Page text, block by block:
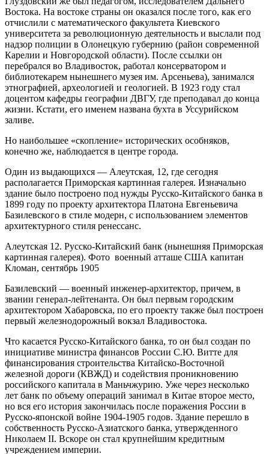
Востока. На востоке страны он оказался после того, как его
отчислили с математического факультета Киевского
университета за революционную деятельность и выслали под
надзор полиции в Олонецкую губернию (район современной
Карелии и Новгородской области). После ссылки он
перебрался во Владивосток, работал консерватором и
библиотекарем нынешнего музея им. Арсеньева), занимался
этнографией, археологией и геологией. В 1923 году стал
доцентом кафедры географии ДВГУ, где преподавал до конца
жизни. Кстати, его именем названа бухта в Уссурийском
заливе.
Но наибольшее «скопление» исторических особняков,
конечно же, наблюдается в центре города.
Один из выдающихся — Алеутская, 12, где сегодня
располагается Приморская картинная галерея. Изначально
здание было построено под нужды Русско-Китайского банка в
1899 году по проекту архитектора Платона Евгеньевича
Базилевского в стиле модерн, с использованием элементов
архитектурного стиля ренессанс.
Алеутская 12. Русско-Китайский банк (нынешняя Приморская
картинная галерея). Фото военный атташе США капитан
Кломан, сентябрь 1905
Базилевский — военный инженер-архитектор, причем, в
звании генерал-лейтенанта. Он был первым городским
архитектором Хабаровска, по его проекту также был построен
первый железнодорожный вокзал Владивостока.
Что касается Русско-Китайского банка, то он был создан по
инициативе министра финансов России С.Ю. Витте для
финансирования строительства Китайско-Восточной
железной дороги (КВЖД) и содействия проникновению
российского капитала в Маньчжурию. Уже через несколько
лет банк по объему операций занимал в Китае второе место,
но вся его история закончилась после поражения России в
Русско-японской войне 1904-1905 годов. Здание перешло в
собственность Русско-Азиатского банка, утвержденного
Николаем II. Вскоре он стал крупнейшим кредитным
учреждением империи.